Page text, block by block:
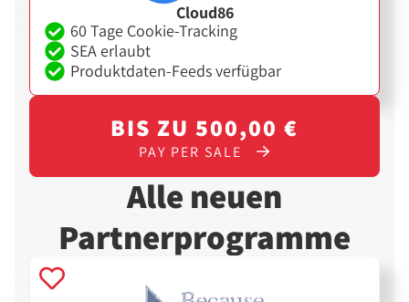
Cloud86
60 Tage Cookie-Tracking
SEA erlaubt
Produktdaten-Feeds verfügbar
BIS ZU 500,00 €
PAY PER SALE
Alle neuen
Partnerprogramme